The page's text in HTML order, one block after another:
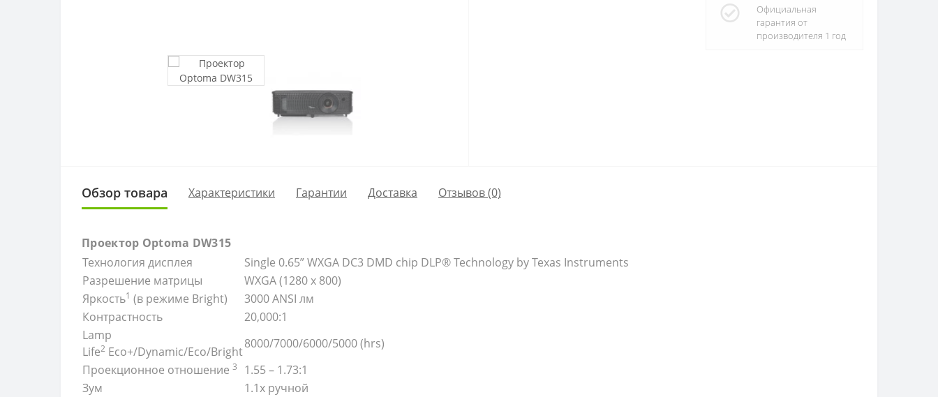
Официальная
гарантия от
производителя 1 год
Обзор товара Характеристики Гарантии Доставка Отзывов (0)
Проектор Optoma DW315
Технология дисплея
Single 0.65” WXGA DC3 DMD chip DLP® Technology by Texas Instruments
Разрешение матрицы
WXGA (1280 x 800)
Яркость1 (в режиме Bright)
3000 ANSI лм
Контрастность
20,000:1
Lamp
Life2 Eco+/Dynamic/Eco/Bright
8000/7000/6000/5000 (hrs)
Проекционное отношение 3
1.55 – 1.73:1
Зум
1.1x ручной